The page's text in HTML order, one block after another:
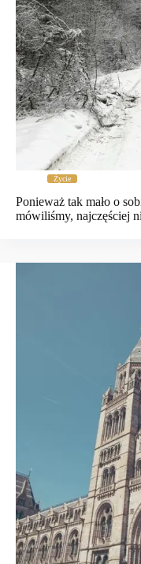
Życie
Ponieważ tak mało o
mówiliśmy, najczęściej